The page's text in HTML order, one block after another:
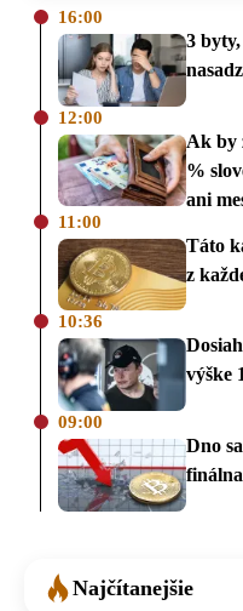
16:00
3
12:00
Ak by
%
ani
11:00
Táto
z
10:36
výške
09:00
Dno
Najčítanejšie